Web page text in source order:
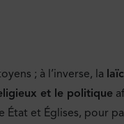
; à l’inverse, la
et le politique
et Églises, pour